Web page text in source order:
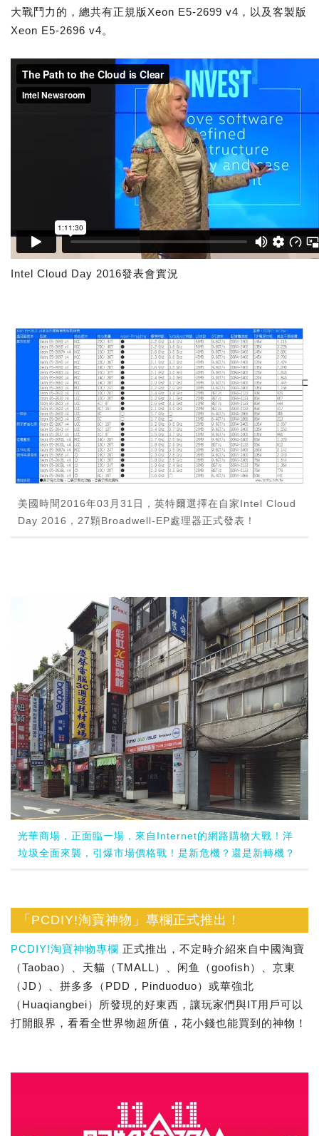
大戰鬥力的，總共有正規版Xeon E5-2699 v4，以及客製版
Xeon E5-2696 v4。
Intel Cloud Day 2016發表會實況
美國時間2016年03月31日，英特爾選擇在自家Intel Cloud
Day 2016，27顆Broadwell-EP處理器正式發表！
光華商場，正面臨一場，來自Internet的網路購物大戰！洋
垃圾全面來襲，引爆市場價格戰！是新危機？還是新轉機？
「PCDIY!淘寶神物」專欄正式推出！
PCDIY!淘寶神物專欄 正式推出，不定時介紹來自中國淘寶
（Taobao）、天貓（TMALL）、闲鱼（goofish）、京東
（JD）、拼多多（PDD，Pinduoduo）或華強北
（Huaqiangbei）所發現的好東西，讓玩家們與IT用戶可以
打開眼界，看看全世界物超所值，花小錢也能買到的神物！